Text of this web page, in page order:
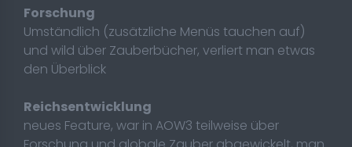
Forschung
Umständlich (zusätzliche Menüs tauchen auf)
und wild über Zauberbücher, verliert man etwas
den Überblick
Reichsentwicklung
neues Feature, war in AOW3 teilweise über